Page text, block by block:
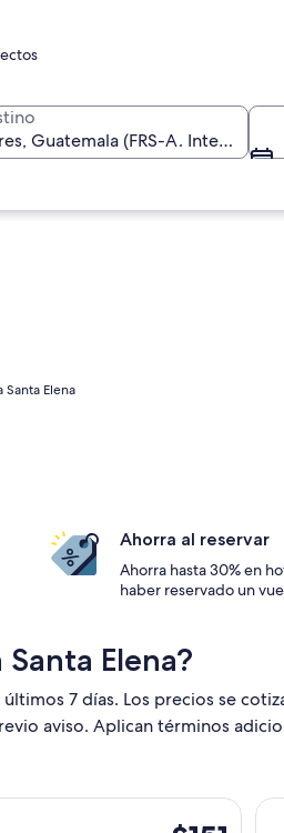
Santa Elena
Ahorra al reservar
Ahorra hasta 30% en
haber reservado un
Elena?
7 días. Los precios se
aviso. Aplican términos
el sáb, 8 ago. desde Ciudad